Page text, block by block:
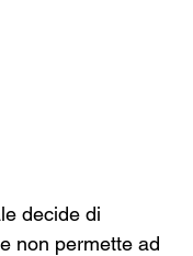
decide di
non permette ad